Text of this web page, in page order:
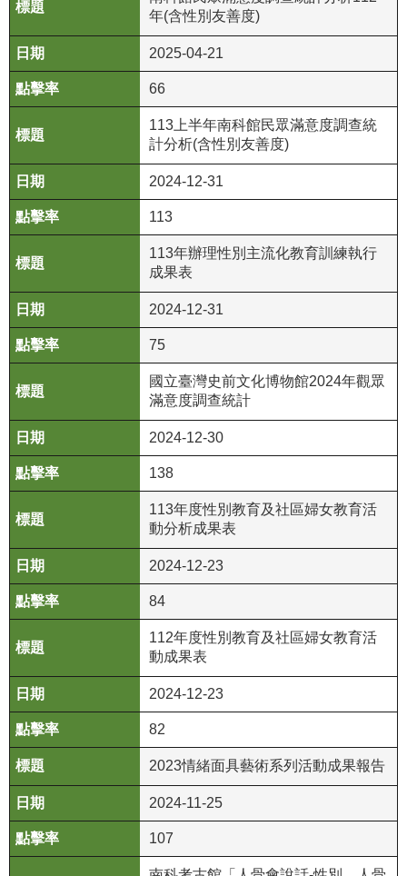
平
等
專
區
措
施
服
務
服
務
信
箱
網
站
導
覽
S
網
站
料
開
放
宣
告
隱
私
權
保
年(含性別友善度)
2025-04-21
66
113上半年南科館民眾滿意度調查統
計分析(含性別友善度)
2024-12-31
113
113年辦理性別主流化教育訓練執行
成果表
2024-12-31
75
國立臺灣史前文化博物館2024年觀眾
滿意度調查統計
2024-12-30
138
113年度性別教育及社區婦女教育活
動分析成果表
2024-12-23
84
112年度性別教育及社區婦女教育活
動成果表
2024-12-23
82
2023情緒面具藝術系列活動成果報告
2024-11-25
107